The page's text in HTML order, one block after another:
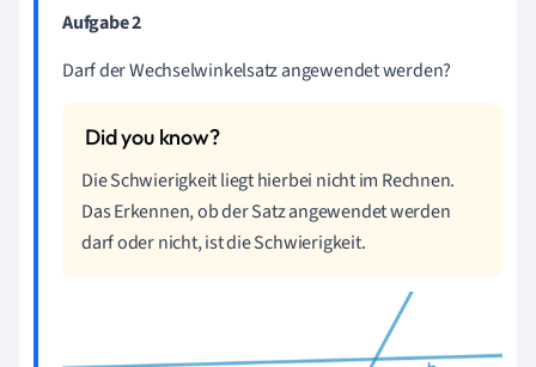
Aufgabe 2
Darf der Wechselwinkelsatz angewendet werden?
Die Schwierigkeit liegt hierbei nicht im Rechnen.
Das Erkennen, ob der Satz angewendet werden
darf oder nicht, ist die Schwierigkeit.